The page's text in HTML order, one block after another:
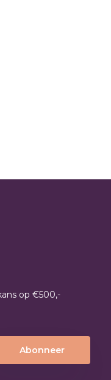
op €500,-
Abonneer